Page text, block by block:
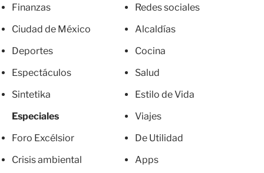
Finanzas
Ciudad de México
Deportes
Espectáculos
Sintetika
Especiales
Foro Excélsior
Crisis ambiental
Redes sociales
Alcaldías
Cocina
Salud
Estilo de Vida
Viajes
De Utilidad
Apps